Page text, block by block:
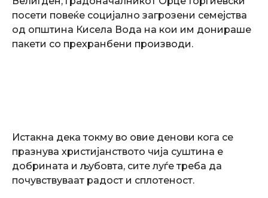
посети повеќе социјално загрозени семејства
од општина Кисела Вода на кои им донираше
пакети со прехранбени производи.
Истакна дека токму во овие денови кога се
празнува христијанството чија суштина е
добрината и љубовта, сите луѓе треба да
почувствуваат радост и сплотеност.